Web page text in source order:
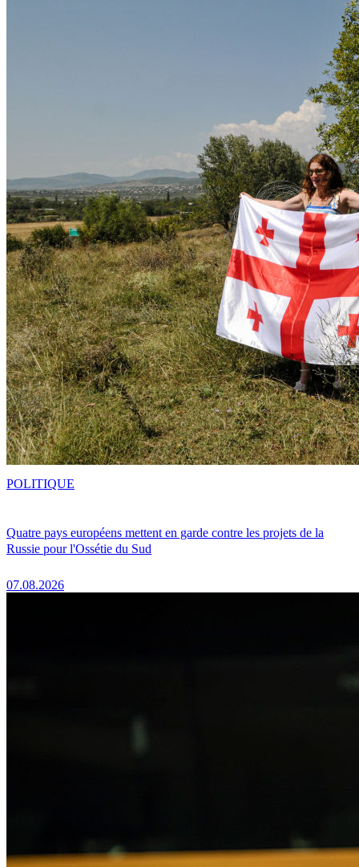
Quatre pays européens mettent en garde contre les projets de la
Russie pour l'Ossétie du Sud
07.08.2026
POLITIQUE